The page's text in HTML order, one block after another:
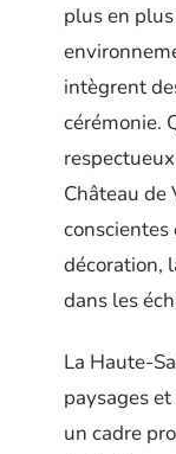
plus en
intègrent
cérémonie.
Château de
décoration,
dans les
La Haute-
paysages
un cadre